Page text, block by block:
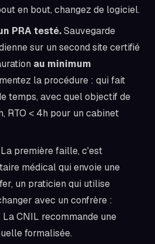
en bout, changez de logiciel.
PRA testé.Sauvegarde
sur un second site certifié
au minimum
la procédure : qui fait
temps, avec quel objectif de
RTO < 4h pour un cabinet
La première faille, c'est
médical qui envoie une
un praticien qui utilise
avec un confrère :
CNIL recommande une
formalisée.